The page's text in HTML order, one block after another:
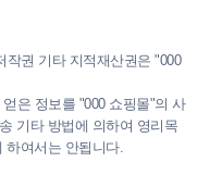
작권 기타 지적재산권은 "000
은 정보를 "000 쇼핑몰"의 사
기타 방법에 의하여 영리목
하여서는 안됩니다.